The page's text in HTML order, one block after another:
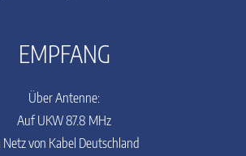
EMPFANG
Über Antenne:
Auf UKW 87.8 MHz
Netz von Kabel Deutschland